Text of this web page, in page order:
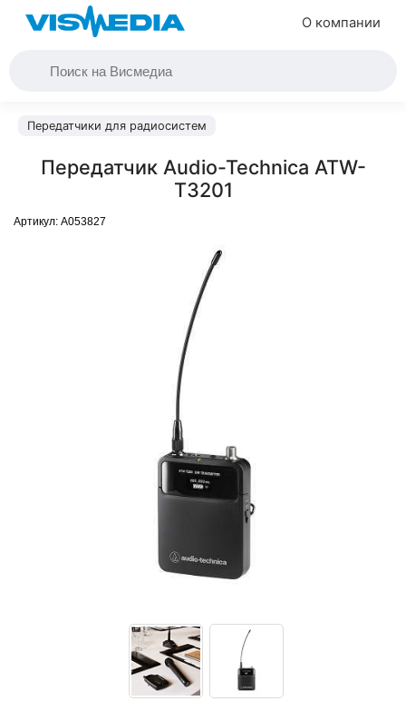
О компании
Передатчики для радиосистем
Передатчик Audio-Technica ATW-
T3201
Артикул: A053827